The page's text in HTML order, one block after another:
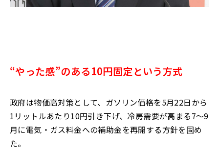
“やった感”のある10円固定という方式
政府は物価高対策として、ガソリン価格を5月22日から
1 リットルあたり10円引き下げ、冷房需要が高まる7～9
月に電気・ガス料金への補助金を再開する方針を固め
た。